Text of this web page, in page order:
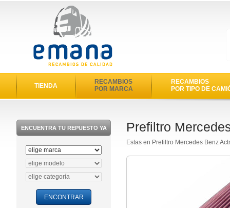
TIENDA
RECAMBIOS
POR MARCA
RECAMBIOS
POR TIPO DE
ENCUENTRA TU REPUESTO YA Prefiltro
Estas en Prefiltro Mercedes Benz